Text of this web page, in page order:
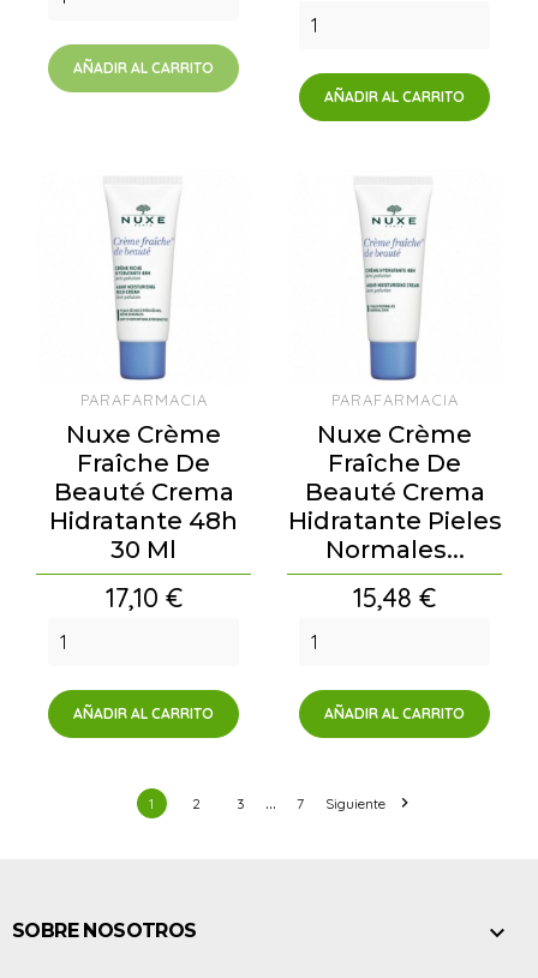
AÑADIR AL CARRITO
AÑADIR AL CARRITO
PARAFARMACIA
Nuxe Crème
Fraîche De
Beauté Crema
Hidratante 48h
30 Ml
Precio
17,10 €
AÑADIR AL CARRITO
PARAFARMACIA
Nuxe Crème
Fraîche De
Beauté Crema
Hidratante Pieles
Normales...
Precio
15,48 €
AÑADIR AL CARRITO
1 2 3 … 7 Siguiente 
SOBRE NOSOTROS 